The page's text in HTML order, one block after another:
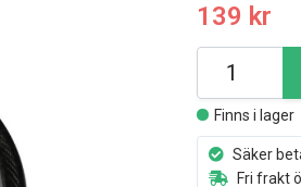
139 kr
Finns i lager
Säker
Fri frakt